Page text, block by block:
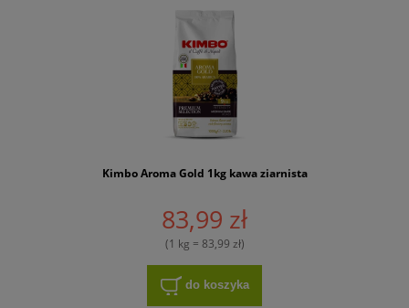
Kimbo Aroma Gold 1kg kawa ziarnista
83,99 zł
(1 kg = 83,99 zł)
do koszyka